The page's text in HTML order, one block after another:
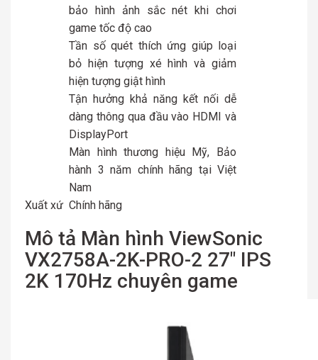
bảo hình ảnh sắc nét khi chơi
game tốc độ cao
Tần số quét thích ứng giúp loại
bỏ hiện tượng xé hình và giảm
hiện tượng giật hình
Tận hưởng khả năng kết nối dễ
dàng thông qua đầu vào HDMI và
DisplayPort
Màn hình thương hiệu Mỹ, Bảo
hành 3 năm chính hãng tại Việt
Nam
Xuất xứ Chính hãng
Mô tả Màn hình ViewSonic
VX2758A-2K-PRO-2 27″ IPS
2K 170Hz chuyên game